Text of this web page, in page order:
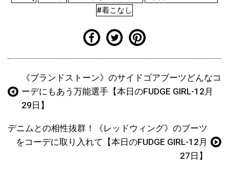
#着こなし
《ブランドストーン》のサイドゴアブーツどんなコ
ーデにもあう万能選手【本日のFUDGE GIRL-12月
29日】
デニムとの相性抜群！《レッドウィング》のブーツ
をコーデに取り入れて【本日のFUDGE GIRL-12月
27日】